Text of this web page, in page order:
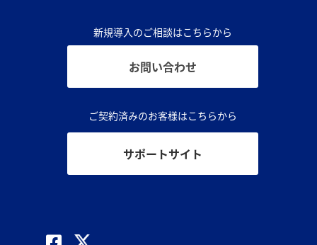
新規導入のご相談はこちらから
お問い合わせ
ご契約済みのお客様はこちらから
サポートサイト